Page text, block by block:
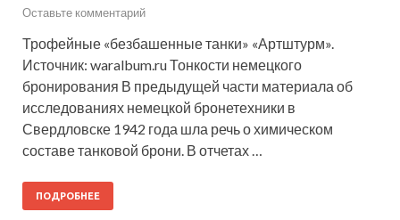
Оставьте комментарий
Трофейные «безбашенные танки» «Артштурм».
Источник: waralbum.ru Тонкости немецкого
бронирования В предыдущей части материала об
исследованиях немецкой бронетехники в
Свердловске 1942 года шла речь о химическом
составе танковой брони. В отчетах …
ПОДРОБНЕЕ